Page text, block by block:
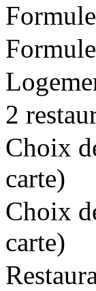
2
Choix
carte)
Choix
carte)